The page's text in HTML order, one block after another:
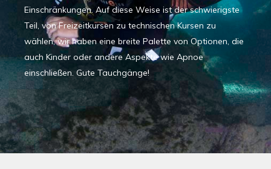
Einschränkungen. Auf diese Weise ist der schwierigste
Teil, von Freizeitkursen zu technischen Kursen zu
wählen, wir haben eine breite Palette von Optionen, die
auch Kinder oder andere Aspekte wie Apnoe
einschließen. Gute Tauchgänge!